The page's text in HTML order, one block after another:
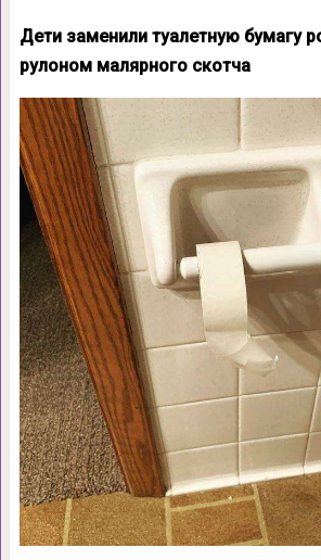
Дети заменили туалетную бумагу
рулоном малярного скотча